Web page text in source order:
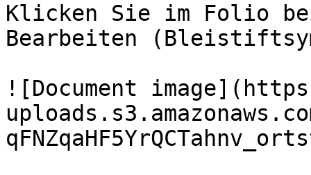
Klicken Sie im Folio
Bearbeiten
![Document